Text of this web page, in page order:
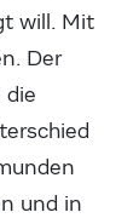
will. Mit
Der
die
und in